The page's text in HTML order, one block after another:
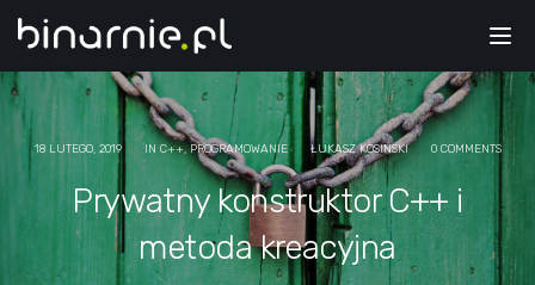
18 LUTEGO, 2019 IN C++,PROGRAMOWANIE ŁUKASZ KOSIŃSKI 0 COMMENTS
Prywatny konstruktor C++ i
metoda kreacyjna